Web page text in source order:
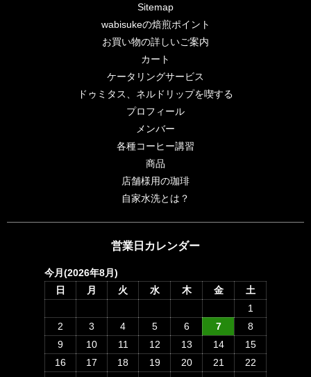
Sitemap
wabisukeの焙煎ポイント
お買い物の詳しいご案内
カート
ケータリングサービス
ドゥミタス、ネルドリップを喫する
プロフィール
メンバー
各種コーヒー講習
商品
店舗様用の珈琲
自家水洗とは？
営業日カレンダー
今月(2026年8月)
日
月 火 水 木 金
土
1
2
3 4 5 6 7
8
9
10 11 12 13 14
15
16
17 18 19 20 21
22